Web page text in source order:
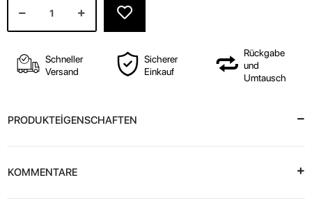
Schneller
Versand
Sicherer
Einkauf
Rückgabe
und
Umtausch
PRODUKTEİGENSCHAFTEN
KOMMENTARE